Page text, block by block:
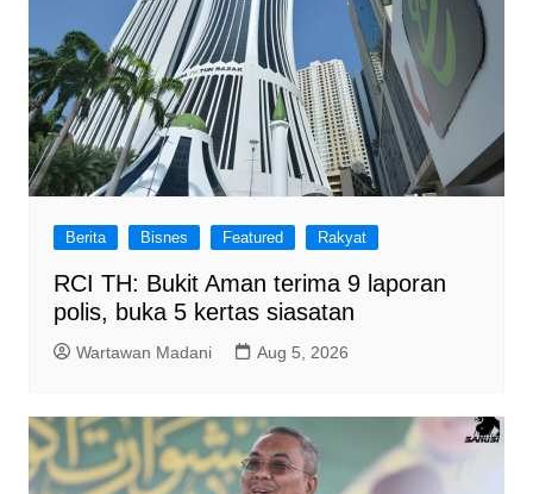
Berita Bisnes Featured Rakyat
RCI TH: Bukit Aman terima 9 laporan
polis, buka 5 kertas siasatan
Wartawan Madani Aug 5, 2026